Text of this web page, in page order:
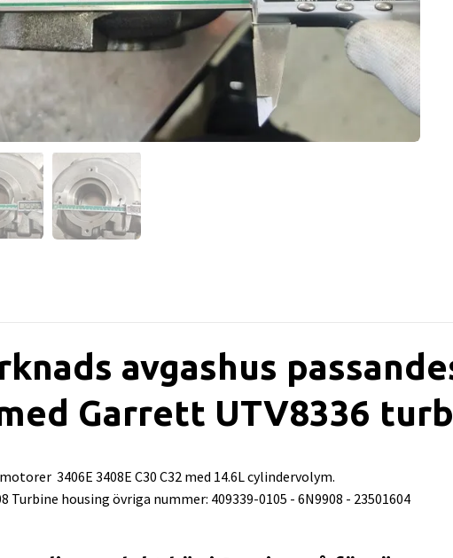
avgashus
Garrett UTV8336
3406E 3408E C30 C32 med 14.6L cylindervolym.
Turbine housing övriga nummer: 409339-0105 - 6N9908 - 23501604